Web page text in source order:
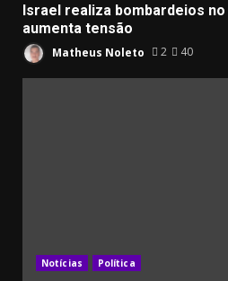
Israel realiza bombardeios no
aumenta tensão
Matheus Noleto 2 40
Notícias Política